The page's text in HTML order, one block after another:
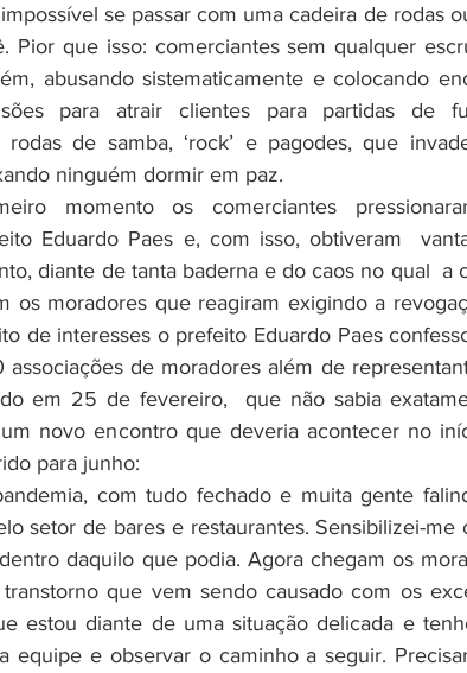
se passar com uma cadeira de rodas
Pior que isso: comerciantes sem qualquer
abusando sistematicamente e colocando
para atrair clientes para partidas de
de samba, ‘rock’ e pagodes, que
ninguém dormir em paz.
Eduardo Paes e, com isso, obtiveram
diante de tanta baderna e do caos no qual  a
os moradores que reagiram exigindo a
de interesses o prefeito Eduardo Paes
de moradores além de
em 25 de fevereiro,  que não sabia
novo encontro que deveria acontecer no
para junho:
setor de bares e restaurantes. Sensibilizei-me
daquilo que podia. Agora chegam os
que vem sendo causado com os
estou diante de uma situação delicada e
equipe e observar o caminho a seguir.